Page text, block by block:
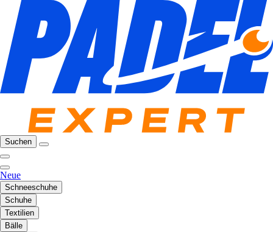
Suchen
Neue
Schneeschuhe
Schuhe
Textilien
Bälle